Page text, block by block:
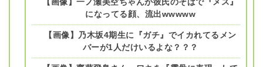
になってる顔、流出wwwww
【画像】乃木坂4期生に『ガチ』でイカれてるメン
バーが1人だけいるよな？？？